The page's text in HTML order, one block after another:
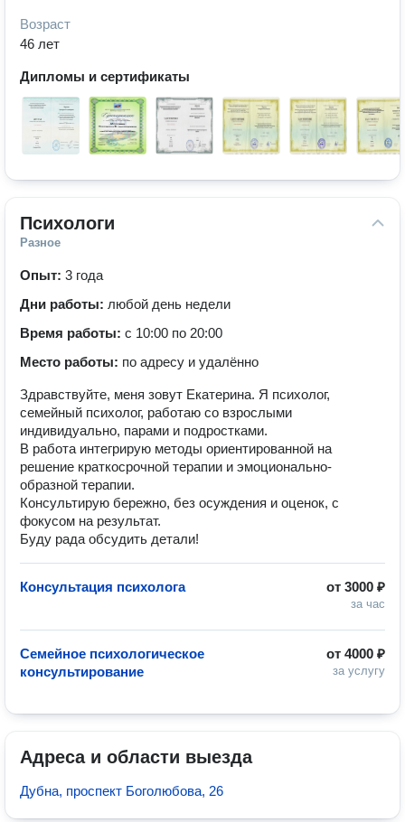
Возраст
46 лет
Дипломы и сертификаты
Психологи
Разное
Опыт: 3 года
Дни работы: любой день недели
Время работы: с 10:00 по 20:00
Место работы: по адресу и удалённо
Здравствуйте, меня зовут Екатерина. Я психолог,
семейный психолог, работаю со взрослыми
индивидуально, парами и подростками.
В работа интегрирую методы ориентированной на
решение краткосрочной терапии и эмоционально-
образной терапии.
Консультирую бережно, без осуждения и оценок, с
фокусом на результат.
Буду рада обсудить детали!
от 3000 ₽
за час
Консультация психолога
от 4000 ₽
за услугу
Семейное психологическое
консультирование
Адреса и области выезда
Дубна, проспект Боголюбова, 26